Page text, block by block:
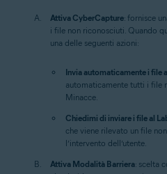
Attiva CyberCapture: fornisce
i file non riconosciuti. Quando
una delle seguenti azioni:
Invia automaticamente i file
automaticamente tutti i file
Minacce.
Chiedimi di inviare i file al
che viene rilevato un file
l’intervento dell’utente.
Attiva Modalità Barriera: scelta